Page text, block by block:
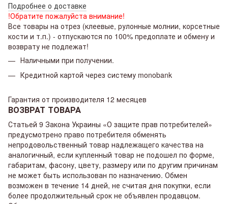
Подробнее о доставке
!Обратите пожалуйста внимание!
Все товары на отрез (клеевые, рулонные молнии, корсетные
кости и т.п.) - отпускаются по 100% предоплате и обмену и
возврату не подлежат!
Наличными при получении.
Кредитной картой через систему monobank
Гарантия от производителя 12 месяцев
ВОЗВРАТ ТОВАРА
Статьей 9 Закона Украины «О защите прав потребителей»
предусмотрено право потребителя обменять
непродовольственный товар надлежащего качества на
аналогичный, если купленный товар не подошел по форме,
габаритам, фасону, цвету, размеру или по другим причинам
не может быть использован по назначению. Обмен
возможен в течение 14 дней, не считая дня покупки, если
более продолжительный срок не объявлен продавцом.